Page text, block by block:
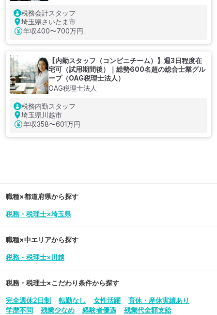
税務会計スタッフ
埼玉県さいたま市
年収400〜700万円
【内勤スタッフ（コンビニチーム）】週3日程度在
宅可（試用期間後）｜総勢600名超の総合士業グル
ープ（OAG税理士法人）
OAG税理士法人
税務内勤スタッフ
埼玉県川越市
年収358〜601万円
職種×都道府県から探す
税務・税理士×埼玉県
職種×中エリアから探す
税務・税理士×川越
税務・税理士×こだわり条件から探す
完全週休2日制 転勤なし 女性活躍
育休・産休実績あり
学歴不問
残業少なめ 経験者優遇
残業代全額支給